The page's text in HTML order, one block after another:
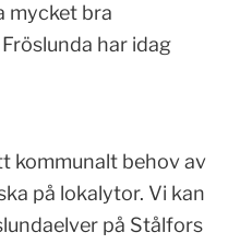
mycket bra
har idag
kommunalt behov av
på lokalytor. Vi kan
på Stålfors